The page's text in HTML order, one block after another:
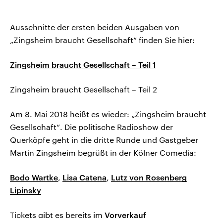
Ausschnitte der ersten beiden Ausgaben von
„Zingsheim braucht Gesellschaft“ finden Sie hier:
Zingsheim braucht Gesellschaft – Teil 1
Zingsheim braucht Gesellschaft – Teil 2
Am 8. Mai 2018 heißt es wieder: „Zingsheim braucht
Gesellschaft“. Die politische Radioshow der
Querköpfe geht in die dritte Runde und Gastgeber
Martin Zingsheim begrüßt in der Kölner Comedia:
Bodo Wartke, Lisa Catena, Lutz von Rosenberg
Lipinsky
Tickets gibt es bereits im Vorverkauf